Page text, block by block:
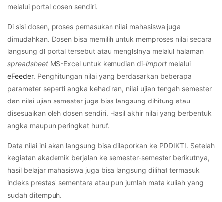
melalui portal dosen sendiri.
Di sisi dosen, proses pemasukan nilai mahasiswa juga
dimudahkan. Dosen bisa memilih untuk memproses nilai secara
langsung di portal tersebut atau mengisinya melalui halaman
spreadsheet MS-Excel untuk kemudian di-import melalui
eFeeder. Penghitungan nilai yang berdasarkan beberapa
parameter seperti angka kehadiran, nilai ujian tengah semester
dan nilai ujian semester juga bisa langsung dihitung atau
disesuaikan oleh dosen sendiri. Hasil akhir nilai yang berbentuk
angka maupun peringkat huruf.
Data nilai ini akan langsung bisa dilaporkan ke PDDIKTI. Setelah
kegiatan akademik berjalan ke semester-semester berikutnya,
hasil belajar mahasiswa juga bisa langsung dilihat termasuk
indeks prestasi sementara atau pun jumlah mata kuliah yang
sudah ditempuh.